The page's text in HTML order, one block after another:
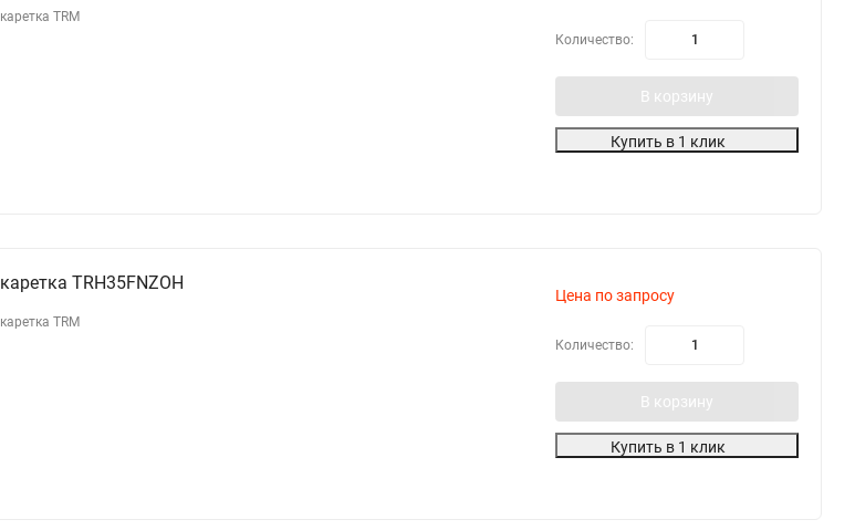
каретка TRM
Количество:
В корзину
Купить в 1 клик
каретка TRH35FNZOH
каретка TRM
Цена по запросу
Количество:
В корзину
Купить в 1 клик